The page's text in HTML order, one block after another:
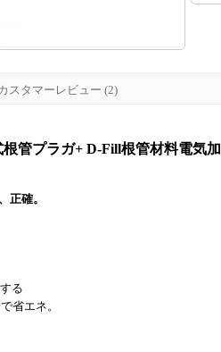
カスタマーレビュー (2)
管プラガ+ D-Fill根管材料電気
正確。
る
省エネ。